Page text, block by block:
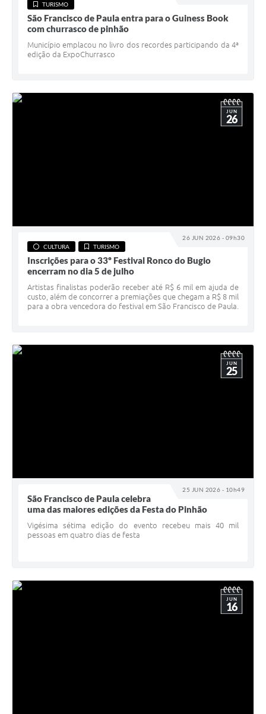
TURISMO
São Francisco de Paula entra para o Guiness Book
com churrasco de pinhão
Município emplacou no livro dos recordes participando da 4ª
edição da ExpoChurrasco
26 JUN 2026 - 09h30
JUN
26
CULTURA TURISMO
Inscrições para o 33º Festival Ronco do Bugio
encerram no dia 5 de julho
Artistas finalistas poderão receber até R$ 6 mil em ajuda de
custo, além de concorrer a premiações que chegam a R$ 8 mil
para a obra vencedora do festival em São Francisco de Paula.
25 JUN 2026 - 10h49
JUN
25
São Francisco de Paula celebra
uma das maiores edições da Festa do Pinhão
Vigésima sétima edição do evento recebeu mais 40 mil
pessoas em quatro dias de festa
JUN
16